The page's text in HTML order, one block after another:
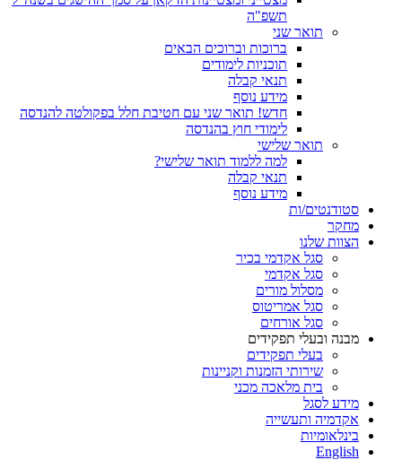
תשפ"ה
תואר שני
ברוכות וברוכים הבאים
תוכניות לימודים
תנאי קבלה
מידע נוסף
חדש! תואר שני עם חטיבת חלל בפקולטה להנדסה
לימודי חוץ בהנדסה
תואר שלישי
למה ללמוד תואר שלישי?
תנאי קבלה
מידע נוסף
סטודנטים/ות
מחקר
הצוות שלנו
סגל אקדמי בכיר
סגל אקדמי
מסלול מורים
סגל אמריטוס
סגל אורחים
מבנה ובעלי תפקידים
בעלי תפקידים
שירותי הזמנות וקניינות
בית מלאכה מכני
מידע לסגל
אקדמיה ותעשייה
בינלאומיות
English